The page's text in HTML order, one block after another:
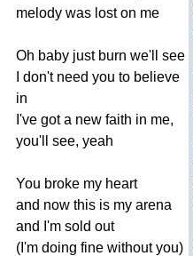
melody was lost on me
Oh baby just burn we'll
see
don't need you to believe
in
I've got a new faith in me,
you'll
see, yeah
You broke my heart
and now this is my arena
and I'm sold out
( I'm doing fine without you)